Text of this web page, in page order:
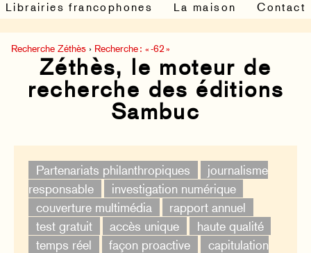
Librairies francophones
La maison Contact
Recherche Zéthès › Recherche : « -62 »
Zéthès, le moteur de
recherche des éditions
Sambuc
Partenariats philanthropiques
journalisme
responsable
investigation numérique
couverture multimédia
rapport annuel
test gratuit
accès unique
haute qualité
temps réel
façon proactive
capitulation